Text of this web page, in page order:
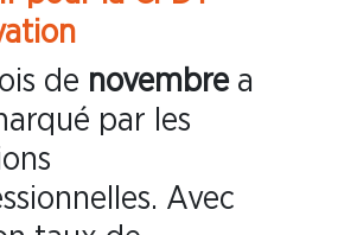
de novembrea
par les
Avec